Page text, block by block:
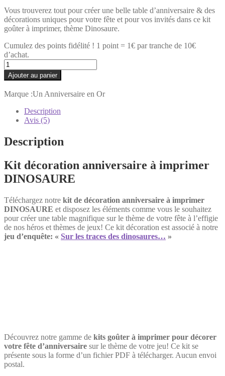
Vous trouverez tout pour créer une belle table d’anniversaire & des
décorations uniques pour votre fête et pour vos invités dans ce kit
goûter à imprimer, thème Dinosaure.
Cumulez des points fidélité ! 1 point = 1€ par tranche de 10€
d’achat.
quantité
de
Kit
goûter
DINOSAURE
Ajouter au panier
Marque :Un Anniversaire en Or
Description
Avis (5)
Description
Kit décoration anniversaire à imprimer
DINOSAURE
Téléchargez notre kit de décoration anniversaire à imprimer
DINOSAURE et disposez les éléments comme vous le souhaitez
pour créer une table magnifique sur le thème de votre fête à l’effigie
de nos héros et thèmes de jeux! Ce kit décoration est associé à notre
jeu d’enquête: « Sur les traces des dinosaures… »
Découvrez notre gamme de kits goûter à imprimer pour décorer
votre fête d’anniversaire sur le thème de votre jeu! Ce kit se
présente sous la forme d’un fichier PDF à télécharger. Aucun envoi
postal.